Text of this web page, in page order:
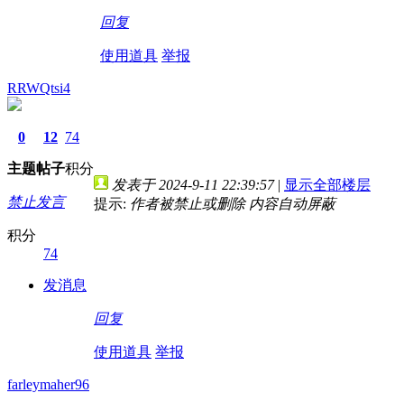
回复
使用道具 举报
RRWQtsi4
0
主题
12
帖子
74
积分
禁止发言
积分
74
发消息
发表于 2024-9-11 22:39:57 | 显示全部楼层
提示: 作者被禁止或删除 内容自动屏蔽
回复
使用道具 举报
farleymaher96